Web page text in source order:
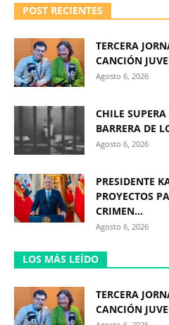
POST RECIENTES
TERCERA
CANCIÓN
Agosto 6, 2026
CHILE
BARRERA DE
Agosto 6, 2026
PRESIDENTE
PROYECTOS
CRIMEN...
Agosto 6, 2026
LOS MÁS LEÍDO
TERCERA
CANCIÓN